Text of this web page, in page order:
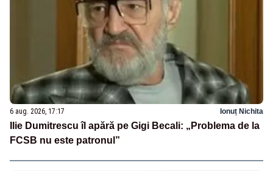
6 aug. 2026, 17:17 Ionuț Nichita
Ilie Dumitrescu îl apără pe Gigi Becali: „Problema de la
FCSB nu este patronul”